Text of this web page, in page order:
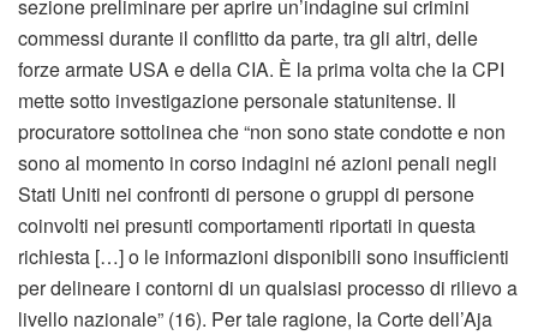
sezione preliminare per aprire un’indagine sui crimini
commessi durante il conflitto da parte, tra gli altri, delle
forze armate USA e della CIA. È la prima volta che la CPI
mette sotto investigazione personale statunitense. Il
procuratore sottolinea che “non sono state condotte e non
sono al momento in corso indagini né azioni penali negli
Stati Uniti nei confronti di persone o gruppi di persone
coinvolti nei presunti comportamenti riportati in questa
richiesta […] o le informazioni disponibili sono insufficienti
per delineare i contorni di un qualsiasi processo di rilievo a
livello nazionale” (16). Per tale ragione, la Corte dell’Aja